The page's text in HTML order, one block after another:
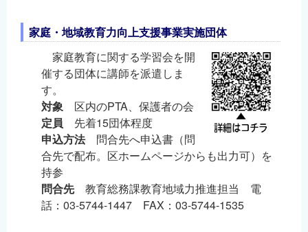
家庭・地域教育力向上支援事業実施団体
家庭教育に関する学習会を開
催する団体に講師を派遣しま
す。
対象 区内のPTA、保護者の会
定員 先着15団体程度
申込方法問合先へ申込書（問
合先で配布。区ホームページからも出力可）を
持参
問合先教育総務課教育地域力推進担当 電
話：03-5744-1447 FAX：03-5744-1535